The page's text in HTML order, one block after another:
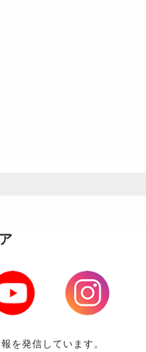
Instagram
を発信しています。